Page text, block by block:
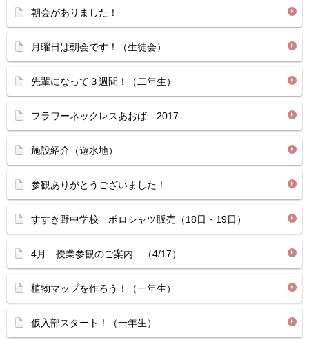
朝会がありました！
月曜日は朝会です！（生徒会）
先輩になって３週間！（二年生）
フラワーネックレスあおば 2017
施設紹介（遊水地）
参観ありがとうございました！
すすき野中学校 ポロシャツ販売（18日・19日）
4月 授業参観のご案内 （4/17）
植物マップを作ろう！（一年生）
仮入部スタート！（一年生）